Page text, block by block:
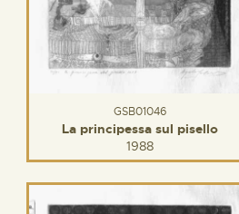
GSB01046
La principessa sul pisello
1988